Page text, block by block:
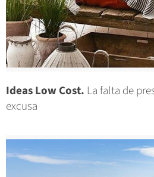
Ideas Low Cost. La falta de
excusa